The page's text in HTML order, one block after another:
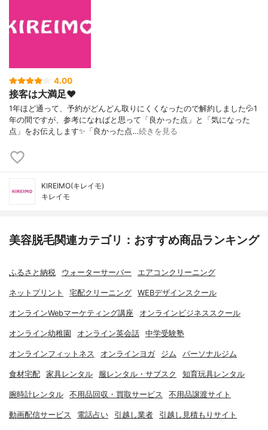
4.00
接客は大満足❤️
1年ほど通って、予約がどんどん取りにくくなったので解約しました💦1
年の間ですが、参考になればと思って「良かった点」と「気になった
点」をお伝えします✨「良かった点…続きを見る
KIREIMO(キレイモ)
キレイモ
美容脱毛関連カテゴリ：おすすめ商品ランキング
ふるさと納税 ウォーターサーバー エアコンクリーニング
ネットプリント 宅配クリーニング WEBデザインスクール
オンラインWebマーケティング講座 オンラインビジネススクール
オンライン幼稚園 オンライン英会話 中学受験塾
オンラインフィットネス オンラインヨガ ジム パーソナルジム
食材宅配 家具レンタル 服レンタル・サブスク 知育玩具レンタル
腕時計レンタル 不用品回収・買取サービス 不用品譲渡サイト
動画配信サービス 電話占い 引越し業者 引越し見積もりサイト